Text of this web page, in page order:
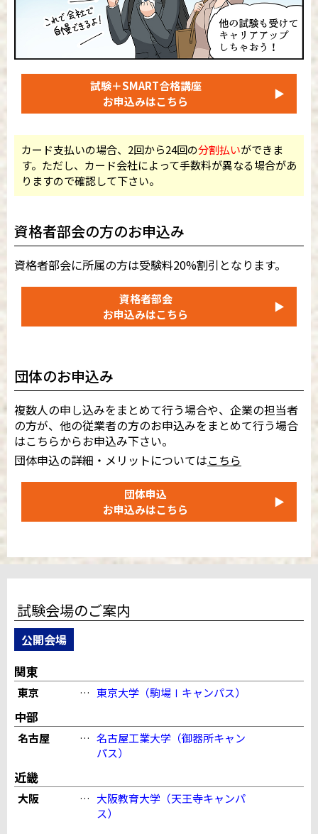
試験＋SMART合格講座
お申込みはこちら
▶
カード支払いの場合、2回から24回の分割払いができま
す。ただし、カード会社によって手数料が異なる場合があ
りますので確認して下さい。
資格者部会の方のお申込み
資格者部会に所属の方は受験料20%割引となります。
資格者部会
お申込みはこちら
▶
団体のお申込み
複数人の申し込みをまとめて行う場合や、企業の担当者
の方が、他の従業者の方のお申込みをまとめて行う場合
はこちらからお申込み下さい。
団体申込の詳細・メリットについてはこちら
団体申込
お申込みはこちら
▶
試験会場のご案内
公開会場
関東
東京 … 東京大学（駒場Ⅰキャンパス）
中部
名古屋 … 名古屋工業大学（御器所キャン
パス）
近畿
大阪 … 大阪教育大学（天王寺キャンパ
ス）